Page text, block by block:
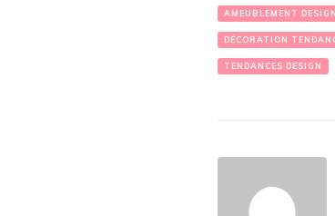
AMEUBLEMENT DESIGN
DÉCORATION
TENDANCES DESIGN